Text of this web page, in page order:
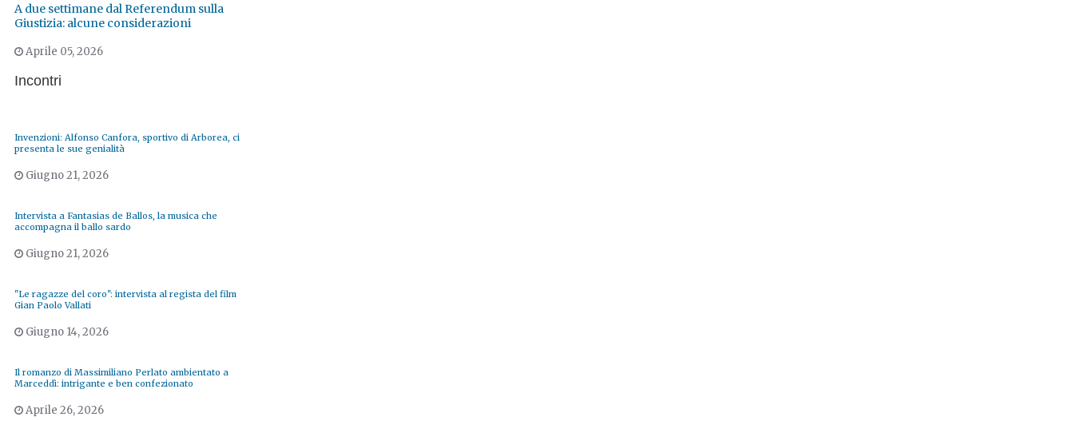
A due settimane dal Referendum sulla
Giustizia: alcune considerazioni
Aprile 05, 2026
Incontri
Invenzioni: Alfonso Canfora, sportivo di Arborea, ci
presenta le sue genialità
Giugno 21, 2026
Intervista a Fantasias de Ballos, la musica che
accompagna il ballo sardo
Giugno 21, 2026
"Le ragazze del coro": intervista al regista del film
Gian Paolo Vallati
Giugno 14, 2026
Il romanzo di Massimiliano Perlato ambientato a
Marceddì: intrigante e ben confezionato
Aprile 26, 2026